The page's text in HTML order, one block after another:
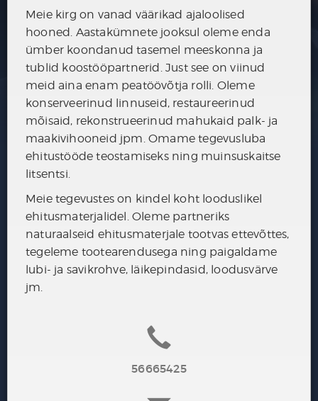
elu sisse puhumiseks. Siit leiad
pärandehituse restaureerimis-nõustajaid
üle kogu Eesti.Loe lähemalt
otsin
nõustajat
otsin
meistrit
VALI PIIRKOND KAARDIL, KUS SOOVID
Meie kirg on vanad väärikad ajaloolised
hooned. Aastakümnete jooksul oleme enda
ümber koondanud tasemel meeskonna ja
tublid koostööpartnerid. Just see on viinud
meid aina enam peatöövõtja rolli. Oleme
konserveerinud linnuseid, restaureerinud
mõisaid, rekonstrueerinud mahukaid palk- ja
maakivihooneid jpm. Omame tegevusluba
ehitustööde teostamiseks ning muinsuskaitse
litsentsi.
Meie tegevustes on kindel koht looduslikel
ehitusmaterjalidel. Oleme partneriks
naturaalseid ehitusmaterjale tootvas ettevõttes,
tegeleme tootearendusega ning paigaldame
lubi- ja savikrohve, läikepindasid, loodusvärve
jm.
56665425